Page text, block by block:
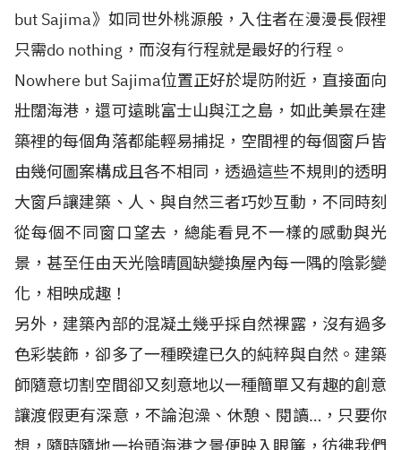
but Sajima》如同世外桃源般，入住者在漫漫長假裡
只需do nothing，而沒有行程就是最好的行程。
Nowhere but Sajima位置正好於堤防附近，直接面向
壯闊海港，還可遠眺富士山與江之島，如此美景在建
築裡的每個角落都能輕易捕捉，空間裡的每個窗戶皆
由幾何圖案構成且各不相同，透過這些不規則的透明
大窗戶讓建築、人、與自然三者巧妙互動，不同時刻
從每個不同窗口望去，總能看見不一樣的感動與光
景，甚至任由天光陰晴圓缺變換屋內每一隅的陰影變
化，相映成趣！
另外，建築內部的混凝土幾乎採自然裸露，沒有過多
色彩裝飾，卻多了一種睽違已久的純粹與自然。建築
師隨意切割空間卻又刻意地以一種簡單又有趣的創意
讓渡假更有深意，不論泡澡、休憩、閱讀…，只要你